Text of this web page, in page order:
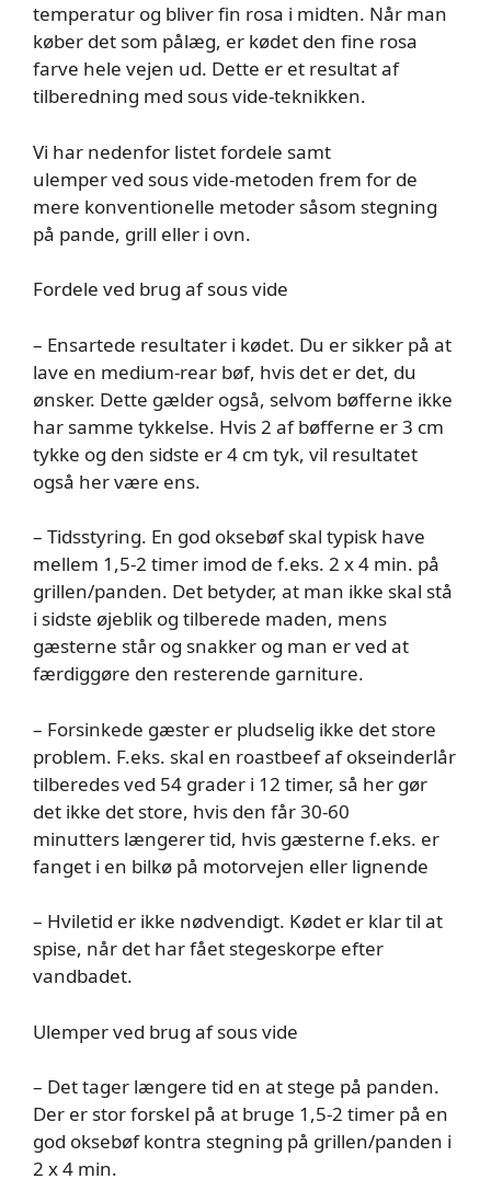
temperatur og bliver fin rosa i midten. Når man
køber det som pålæg, er kødet den fine rosa
farve hele vejen ud. Dette er et resultat af
tilberedning med sous vide-teknikken.
Vi har nedenfor listet fordele samt
ulemper ved sous vide-metoden frem for de
mere konventionelle metoder såsom stegning
på pande, grill eller i ovn.
Fordele ved brug af sous vide
– Ensartede resultater i kødet. Du er sikker på at
lave en medium-rear bøf, hvis det er det, du
ønsker. Dette gælder også, selvom bøfferne ikke
har samme tykkelse. Hvis 2 af bøfferne er 3 cm
tykke og den sidste er 4 cm tyk, vil resultatet
også her være ens.
– Tidsstyring. En god oksebøf skal typisk have
mellem 1,5-2 timer imod de f.eks. 2 x 4 min. på
grillen/panden. Det betyder, at man ikke skal stå
i sidste øjeblik og tilberede maden, mens
gæsterne står og snakker og man er ved at
færdiggøre den resterende garniture.
– Forsinkede gæster er pludselig ikke det store
problem. F.eks. skal en roastbeef af okseinderlår
tilberedes ved 54 grader i 12 timer, så her gør
det ikke det store, hvis den får 30-60
minutters længerer tid, hvis gæsterne f.eks. er
fanget i en bilkø på motorvejen eller lignende
– Hviletid er ikke nødvendigt. Kødet er klar til at
spise, når det har fået stegeskorpe efter
vandbadet.
Ulemper ved brug af sous vide
– Det tager længere tid en at stege på panden.
Der er stor forskel på at bruge 1,5-2 timer på en
god oksebøf kontra stegning på grillen/panden i
2 x 4 min.